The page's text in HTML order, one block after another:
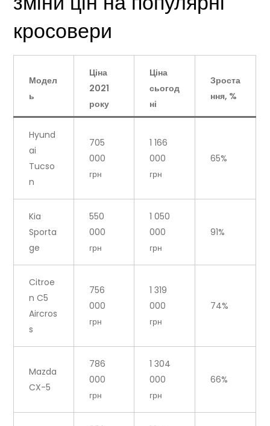
кросовери
Модел
ь
Ціна
2021
року
Ціна
сьогод
ні
Зроста
ння, %
Hyund
ai
Tucso
n
705
000
грн
1 166
000
грн
65%
Kia
Sporta
ge
550
000
грн
1 050
000
грн
91%
Citroe
n C5
Aircros
s
756
000
грн
1 319
000
грн
74%
Mazda
CX-5
786
000
грн
1 304
000
грн
66%